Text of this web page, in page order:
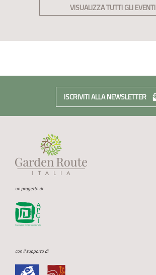
VISUALIZZA TUTTI GLI EVENTI
ISCRIVITI ALLA NEWSLETTER
un progetto di
con il supporto di